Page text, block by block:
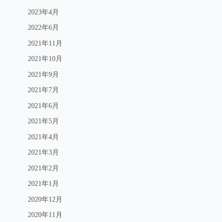
2023年4月
2022年6月
2021年11月
2021年10月
2021年9月
2021年7月
2021年6月
2021年5月
2021年4月
2021年3月
2021年2月
2021年1月
2020年12月
2020年11月